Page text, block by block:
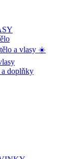
tělo a vlasy ☀️
a doplňky